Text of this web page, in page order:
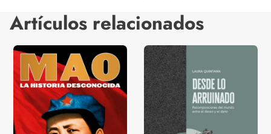
Artículos relacionados